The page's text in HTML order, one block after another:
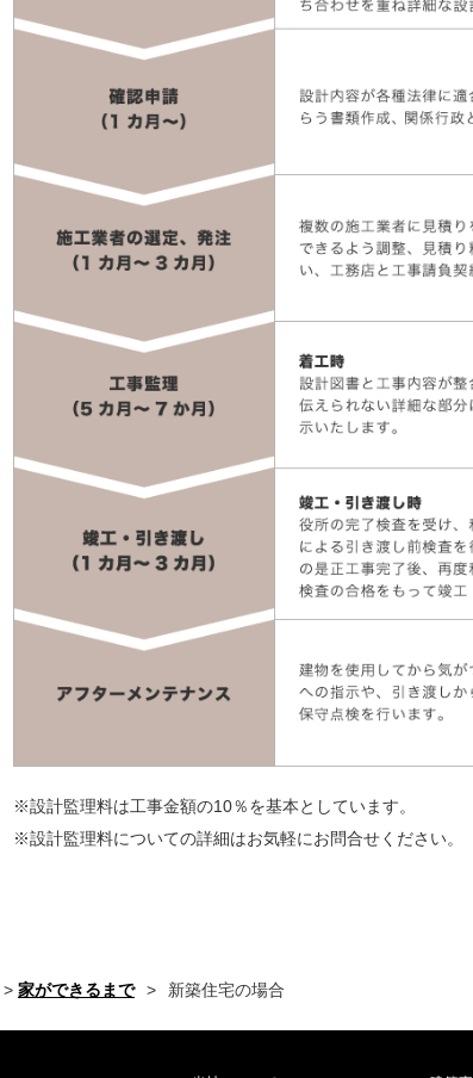
※設計監理料は工事金額の10％を基本としています。
※設計監理料についての詳細はお気軽にお問合せください。
> 家ができるまで > 新築住宅の場合